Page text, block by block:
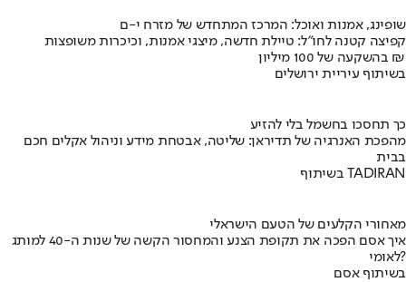
שופינג, אמנות ואוכל: המרכז המתחדש של מזרח י-ם
קפיצה קטנה לחו"ל: טיילת חדשה, מיצגי אמנות, וכיכרות משופצות
בהשקעה של 100 מיליון ₪
בשיתוף עיריית ירושלים
כך תחסכו בחשמל בלי להזיע
מהפכת האנרגיה של תדיראן: שליטה, אבטחת מידע וניהול אקלים חכם
בבית
בשיתוף TADIRAN
מאחורי הקלעים של הטעם הישראלי
איך אסם הפכה את תקופת הצנע והמחסור הקשה של שנות ה-40 למותג
לאומי?
בשיתוף אסם